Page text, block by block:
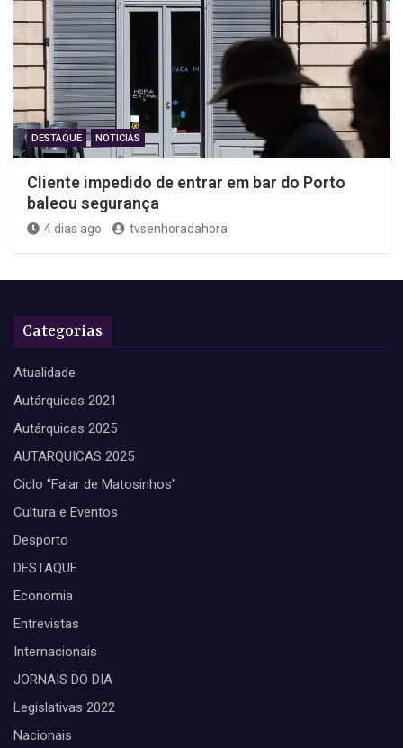
DESTAQUE NOTICIAS
Cliente impedido de entrar em bar do Porto
baleou segurança
4 dias ago tvsenhoradahora
Categorias
Atualidade
Autárquicas 2021
Autárquicas 2025
AUTARQUICAS 2025
Ciclo "Falar de Matosinhos"
Cultura e Eventos
Desporto
DESTAQUE
Economia
Entrevistas
Internacionais
JORNAIS DO DIA
Legislativas 2022
Nacionais